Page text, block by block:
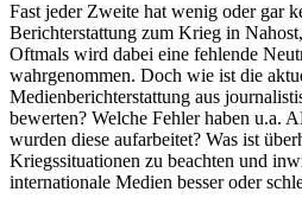
Fast jeder Zweite hat wenig oder gar
Berichterstattung zum Krieg in
Oftmals wird dabei eine fehlende
wahrgenommen. Doch wie ist die
Medienberichterstattung aus
bewerten? Welche Fehler haben u.a.
wurden diese aufarbeitet? Was ist
Kriegssituationen zu beachten und
internationale Medien besser oder